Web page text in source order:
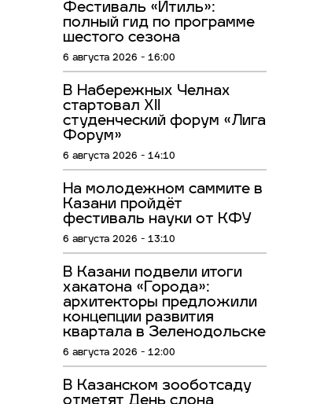
Фестиваль «Итиль»:
полный гид по программе
шестого сезона
6 августа 2026 - 16:00
В Набережных Челнах
стартовал XII
студенческий форум «Лига
Форум»
6 августа 2026 - 14:10
На молодежном саммите в
Казани пройдёт
фестиваль науки от КФУ
6 августа 2026 - 13:10
В Казани подвели итоги
хакатона «Города»:
архитекторы предложили
концепции развития
квартала в Зеленодольске
6 августа 2026 - 12:00
В Казанском зооботсаду